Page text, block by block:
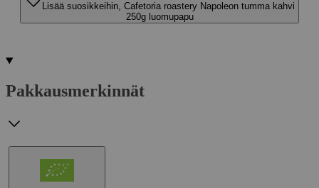
Lisää suosikkeihin, Cafetoria roastery Napoleon tumma kahvi
250g luomupapu
Pakkausmerkinnät